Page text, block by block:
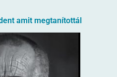
amit megtanítottál